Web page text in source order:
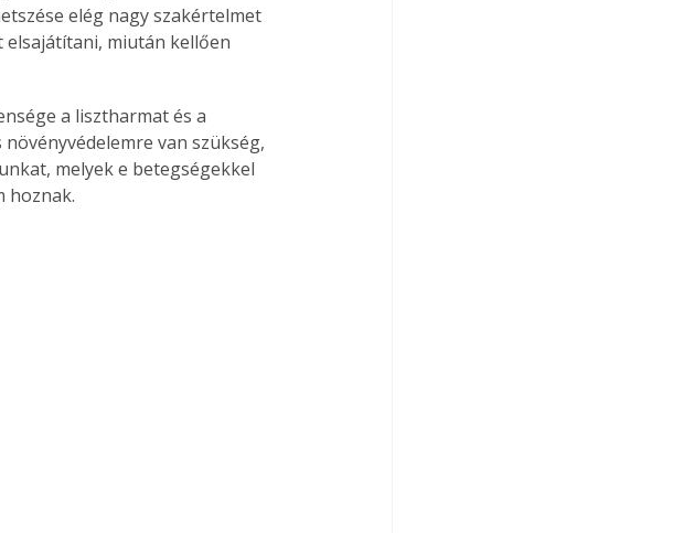
elég nagy szakértelmet
elsajátítani, miután kellően
van szükség,
melyek e betegségekkel
hoznak.